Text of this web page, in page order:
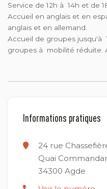
Service de 12h à 14h et de
Accueil en anglais et en
anglais et en allemand.
Accueil de groupes jusqu'à
groupes à mobilité réduite.
Informations pratiques
24 rue
Quai
34300 Agde